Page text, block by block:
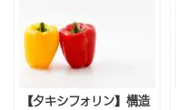
【タキシフォリン】構造